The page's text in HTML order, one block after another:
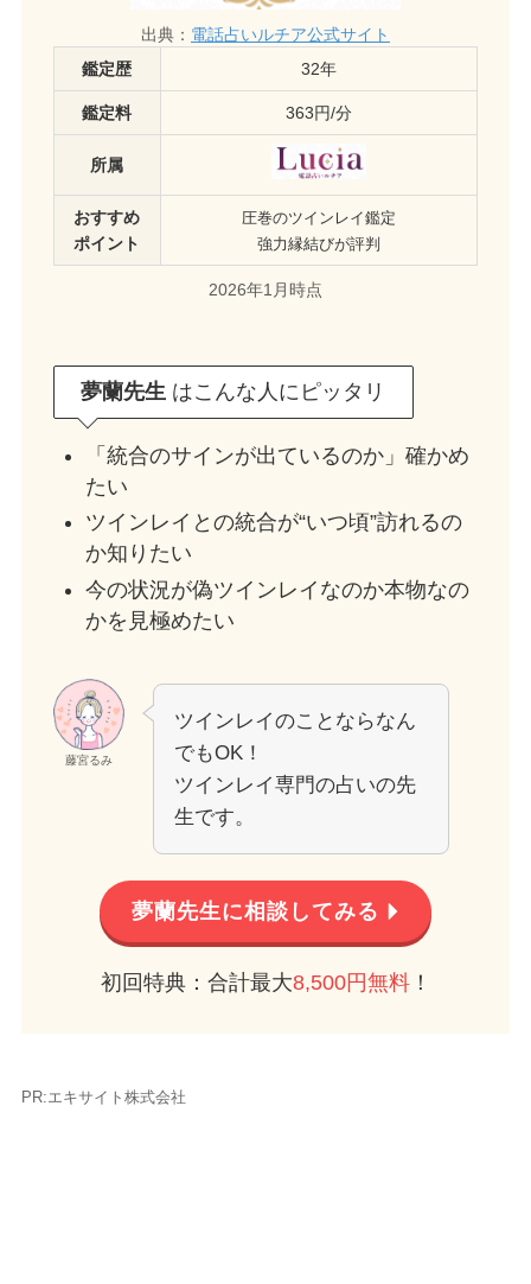
出典： 電話占いルチア公式サイト
鑑定歴
32年
鑑定料 363円/分
所属
おすすめ
ポイント
圧巻のツインレイ鑑定
強力縁結びが評判
2026年1月時点
夢蘭先生 はこんな人にピッタリ
「統合のサインが出ているのか」確かめ
たい
ツインレイとの統合が“いつ頃”訪れるの
か知りたい
今の状況が偽ツインレイなのか本物なの
かを見極めたい
藤宮るみ
ツインレイのことならなん
でもOK！
ツインレイ専門の占いの先
生です。
夢蘭先生に相談してみる
初回特典：合計最大8,500円無料！
PR:エキサイト株式会社